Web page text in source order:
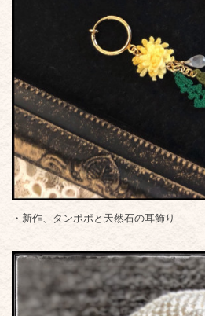
・新作、タンポポと天然石の耳飾り